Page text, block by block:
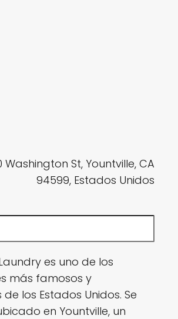
Washington St, Yountville, CA
94599, Estados Unidos
es uno de los
más famosos y
los Estados Unidos. Se
en Yountville, un